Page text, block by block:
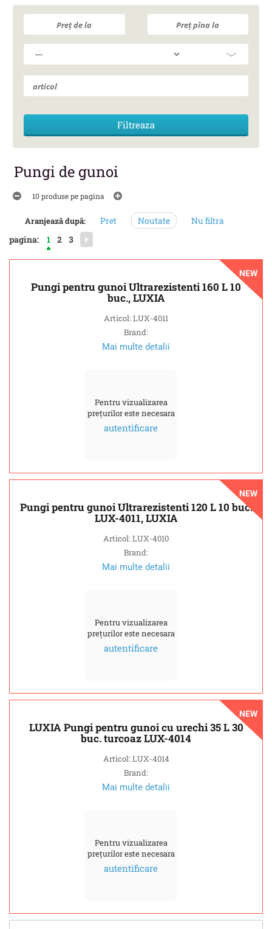
Pungi de gunoi
10 produse pe pagina
Aranjează după: Pret Noutate
Nu filtra
pagina:
1 2 3
NEW
Pungi pentru gunoi Ultrarezistenti 160 L 10
buc., LUXIA
Articol: LUX-4011
Brand:
Mai multe detalii
Pentru vizualizarea
prețurilor este necesara
autentificare
NEW
Pungi pentru gunoi Ultrarezistenti 120 L 10 buc.
LUX-4011, LUXIA
Articol: LUX-4010
Brand:
Mai multe detalii
Pentru vizualizarea
prețurilor este necesara
autentificare
NEW
LUXIA Pungi pentru gunoi cu urechi 35 L 30
buc. turcoaz LUX-4014
Articol: LUX-4014
Brand:
Mai multe detalii
Pentru vizualizarea
prețurilor este necesara
autentificare